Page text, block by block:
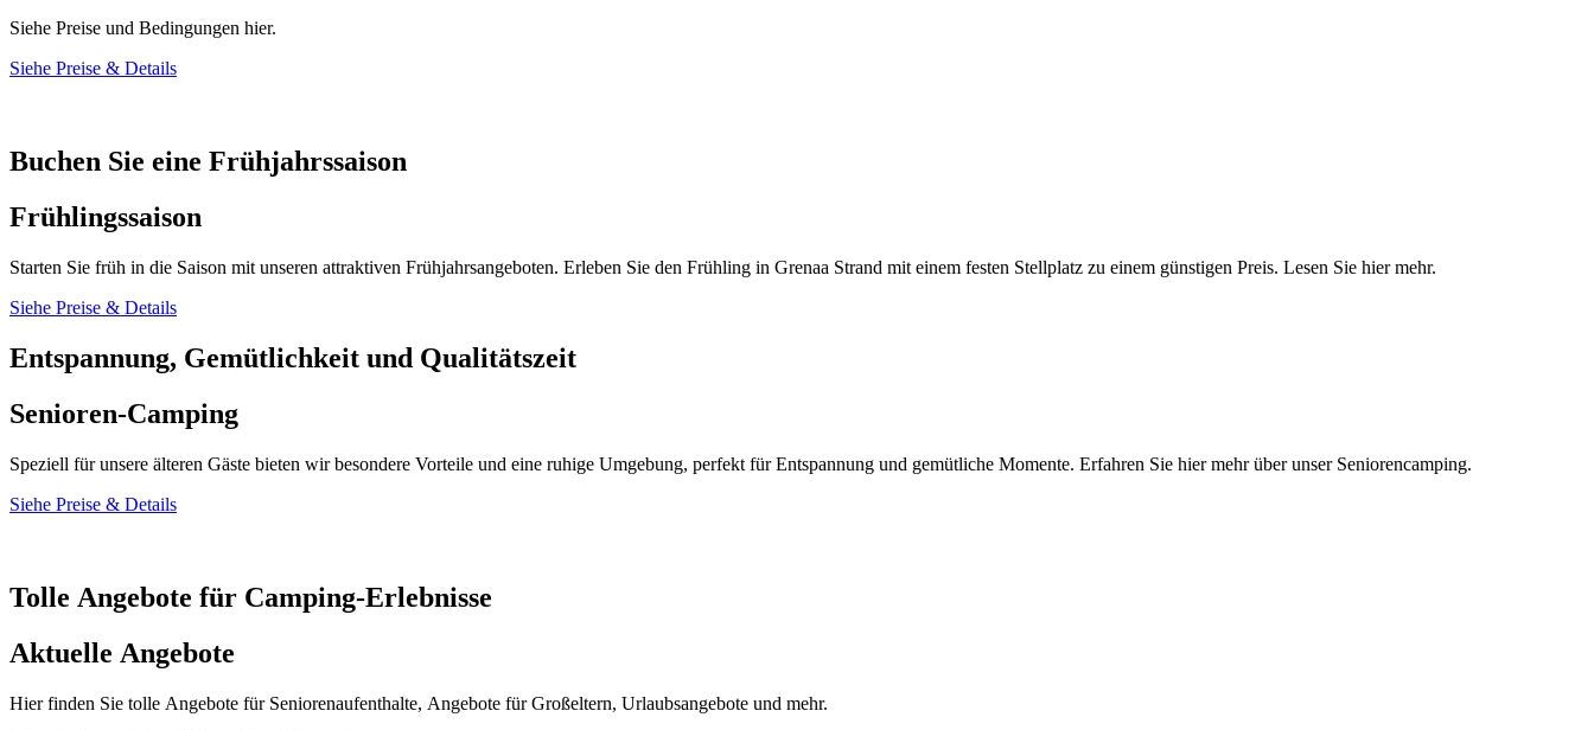
Siehe Preise und Bedingungen hier.
Siehe Preise & Details
Buchen Sie eine Frühjahrssaison
Frühlingssaison
Starten Sie früh in die Saison mit unseren attraktiven Frühjahrsangeboten. Erleben Sie den Frühling in Grenaa Strand mit einem festen Stellplatz zu einem günstigen Preis. Lesen Sie hier mehr.
Siehe Preise & Details
Entspannung, Gemütlichkeit und Qualitätszeit
Senioren-Camping
Speziell für unsere älteren Gäste bieten wir besondere Vorteile und eine ruhige Umgebung, perfekt für Entspannung und gemütliche Momente. Erfahren Sie hier mehr über unser Seniorencamping.
Siehe Preise & Details
Tolle Angebote für Camping-Erlebnisse
Aktuelle Angebote
Hier finden Sie tolle Angebote für Seniorenaufenthalte, Angebote für Großeltern, Urlaubsangebote und mehr.